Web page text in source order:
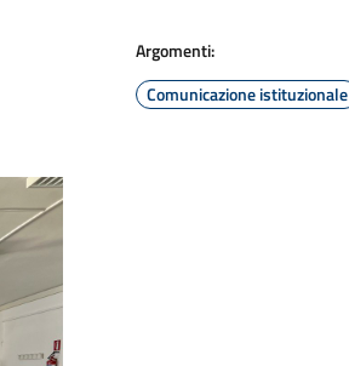
Argomenti:
Comunicazione istituzionale